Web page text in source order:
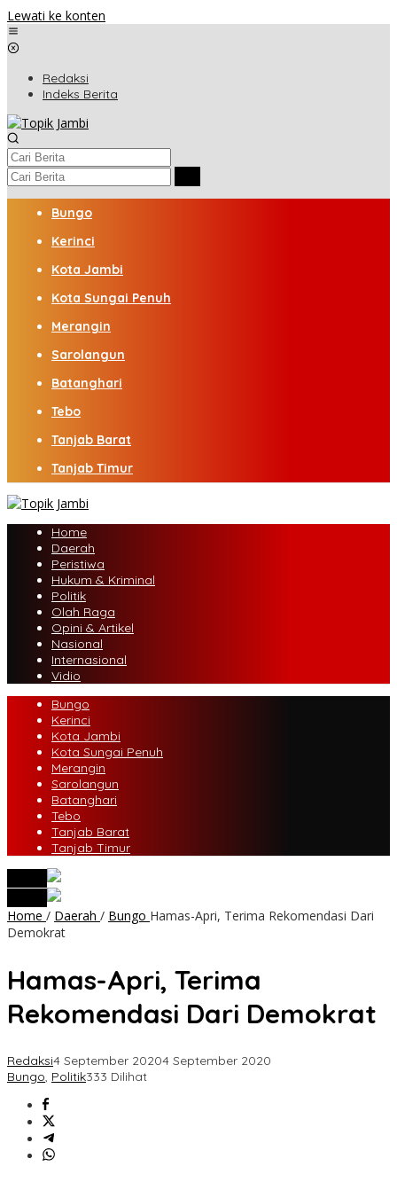
Lewati ke konten
Redaksi
Indeks Berita
Bungo
Kerinci
Kota Jambi
Kota Sungai Penuh
Merangin
Sarolangun
Batanghari
Tebo
Tanjab Barat
Tanjab Timur
Home
Daerah
Peristiwa
Hukum & Kriminal
Politik
Olah Raga
Opini & Artikel
Nasional
Internasional
Vidio
Bungo
Kerinci
Kota Jambi
Kota Sungai Penuh
Merangin
Sarolangun
Batanghari
Tebo
Tanjab Barat
Tanjab Timur
Home / Daerah / Bungo Hamas-Apri, Terima Rekomendasi Dari
Demokrat
Hamas-Apri, Terima
Rekomendasi Dari Demokrat
Redaksi4 September 20204 September 2020
Bungo, Politik333 Dilihat